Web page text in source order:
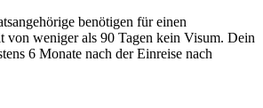
benötigen für einen
von weniger als 90 Tagen kein Visum. Dein
6 Monate nach der Einreise nach